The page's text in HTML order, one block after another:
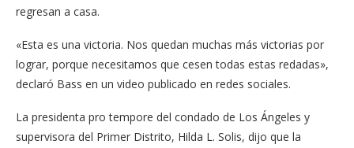
regresan a casa.
«Esta es una victoria. Nos quedan muchas más victorias por
lograr, porque necesitamos que cesen todas estas redadas»,
declaró Bass en un video publicado en redes sociales.
La presidenta pro tempore del condado de Los Ángeles y
supervisora del Primer Distrito, Hilda L. Solis, dijo que la